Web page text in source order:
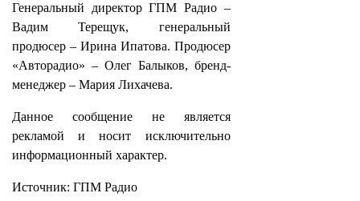
Генеральный директор ГПМ Радио –
Вадим Терещук, генеральный
продюсер – Ирина Ипатова. Продюсер
«Авторадио» – Олег Балыков, бренд-
менеджер – Мария Лихачева.
Данное сообщение не является
рекламой и носит исключительно
информационный характер.
Источник: ГПМ Радио